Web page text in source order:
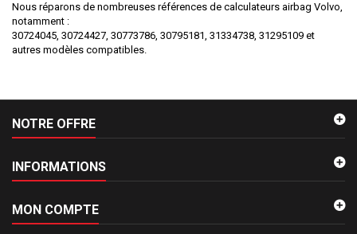
Nous réparons de nombreuses références de calculateurs airbag Volvo,
notamment :
30724045, 30724427, 30773786, 30795181, 31334738, 31295109 et
autres modèles compatibles.
NOTRE OFFRE
INFORMATIONS
MON COMPTE